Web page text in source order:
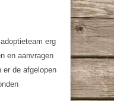
erg
en aanvragen
er de afgelopen